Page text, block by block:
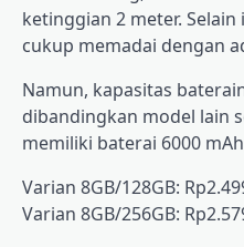
ketinggian 2 meter.
cukup memadai dengan
Namun, kapasitas
dibandingkan model lain
memiliki baterai 6000
Varian 8GB/128GB:
Varian 8GB/256GB: